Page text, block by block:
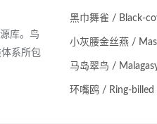
库。鸟
系所包
黑巾舞雀 / Black-
小灰腰金丝燕 /
马岛翠鸟 /
环嘴鸥 / Ring-billed